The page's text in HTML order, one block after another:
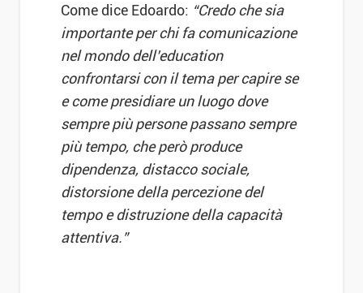
Come dice Edoardo: “Credo che sia
importante per chi fa comunicazione
nel mondo dell’education
confrontarsi con il tema per capire se
e come presidiare un luogo dove
sempre più persone passano sempre
più tempo, che però produce
dipendenza, distacco sociale,
distorsione della percezione del
tempo e distruzione della capacità
attentiva.”